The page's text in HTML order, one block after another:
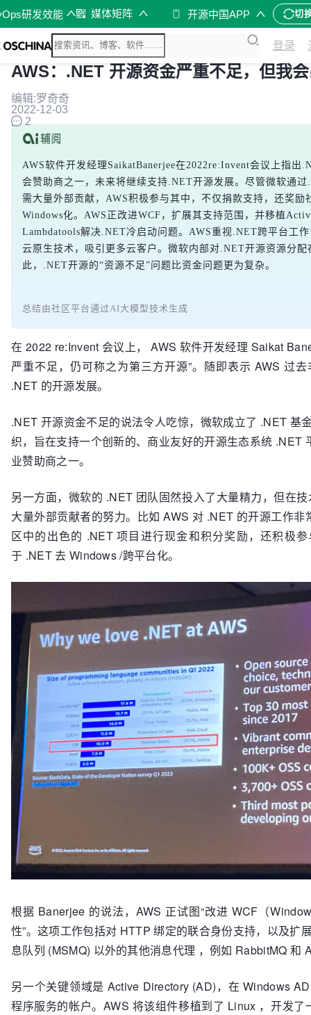
研发效能 媒体矩阵 开源中国APP 切
登录
AWS：.NET 开源资金严重不足，但我
编辑:罗奇奇
2022-12-03
2
AWS软件开发经理SaikatBanerjee在2022re:Invent会议上指
会赞助商之一，未来将继续支持.NET开源发展。尽管微软通
需大量外部贡献，AWS积极参与其中，不仅捐款支持，还奖
Windows化。AWS正改进WCF，扩展其支持范围，并移植
Lambdatools解决.NET冷启动问题。AWS重视.NET跨平台工
云原生技术，吸引更多云客户。微软内部对.NET开源资源分
此，.NET开源的“资源不足”问题比资金问题更为复杂。
总结由社区平台通过AI大模型技术生成
在 2022 re:Invent 会议上， AWS 软件开发经理 Saikat
严重不足，仍可称之为第三方开源”。随即表示 AWS 过
.NET 的开源发展。
.NET 开源资金不足的说法令人吃惊，微软成立了 .NET 基
织，旨在支持一个创新的、商业友好的开源生态系统 .NET
业赞助商之一。
另一方面，微软的 .NET 团队固然投入了大量精力，但在
大量外部贡献者的努力。比如 AWS 对 .NET 的开源工作
区中的出色的 .NET 项目进行现金和积分奖励，还积极
于 .NET 去 Windows /跨平台化。
根据 Banerjee 的说法，AWS 正试图“改进 WCF（
性”。这项工作包括对 HTTP 绑定的联合身份支持，以及扩
息队列 (MSMQ) 以外的其他消息代理 ，例如 RabbitMQ 和
另一个关键领域是 Active Directory (AD)，在 Windows
程序服务的帐户。AWS 将该组件移植到了 Linux ，开发